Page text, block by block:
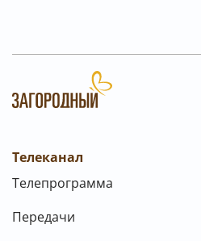
Телеканал
Телепрограмма
Передачи